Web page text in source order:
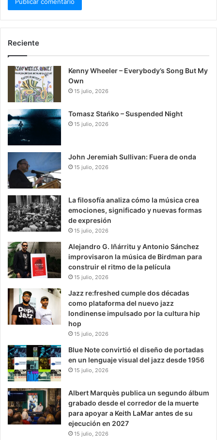
Reciente
Kenny Wheeler – Everybody’s Song But My
Own
15 julio, 2026
Tomasz Stańko – Suspended Night
15 julio, 2026
John Jeremiah Sullivan: Fuera de onda
15 julio, 2026
La filosofía analiza cómo la música crea
emociones, significado y nuevas formas
de expresión
15 julio, 2026
Alejandro G. Iñárritu y Antonio Sánchez
improvisaron la música de Birdman para
construir el ritmo de la película
15 julio, 2026
Jazz re:freshed cumple dos décadas
como plataforma del nuevo jazz
londinense impulsado por la cultura hip
hop
15 julio, 2026
Blue Note convirtió el diseño de portadas
en un lenguaje visual del jazz desde 1956
15 julio, 2026
Albert Marquès publica un segundo álbum
grabado desde el corredor de la muerte
para apoyar a Keith LaMar antes de su
ejecución en 2027
15 julio, 2026